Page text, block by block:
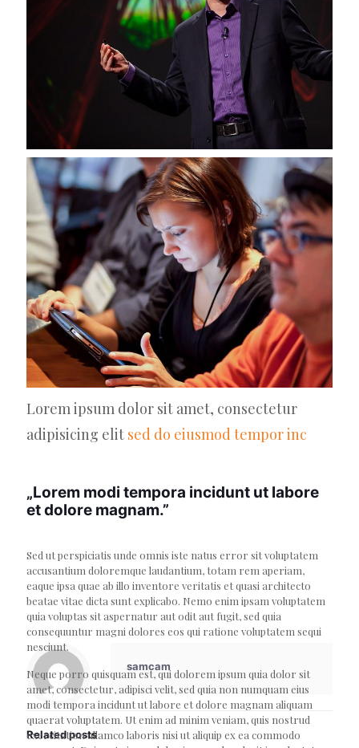
Lorem ipsum dolor sit amet, consectetur
adipisicing elit sed do eiusmod tempor inc
„Lorem modi tempora incidunt ut labore
et dolore magnam.”
Sed ut perspiciatis unde omnis iste natus error sit voluptatem
accusantium doloremque laudantium, totam rem aperiam,
eaque ipsa quae ab illo inventore veritatis et quasi architecto
beatae vitae dicta sunt explicabo. Nemo enim ipsam voluptatem
quia voluptas sit aspernatur aut odit aut fugit, sed quia
consequuntur magni dolores eos qui ratione voluptatem sequi
nesciunt.
Neque porro quisquam est, qui dolorem ipsum quia dolor sit
amet, consectetur, adipisci velit, sed quia non numquam eius
modi tempora incidunt ut labore et dolore magnam aliquam
quaerat voluptatem. Ut enim ad minim veniam, quis nostrud
exercitation ullamco laboris nisi ut aliquip ex ea commodo
samcam
Related posts